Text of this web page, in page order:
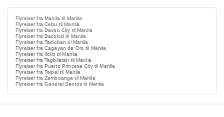
Flyreiser fra Manila til Manila
Flyreiser fra Cebu til Manila
Flyreiser fra Davao City til Manila
Flyreiser fra Bacolod til Manila
Flyreiser fra Tacloban til Manila
Flyreiser fra Cagayan de Oro til Manila
Flyreiser fra Iloilo til Manila
Flyreiser fra Tagbilaran til Manila
Flyreiser fra Puerto Princesa City til Manila
Flyreiser fra Taipei til Manila
Flyreiser fra Zamboanga til Manila
Flyreiser fra General Santos til Manila